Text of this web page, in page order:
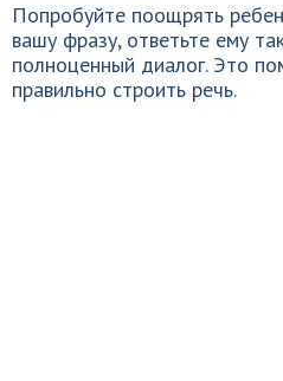
Попробуйте поощрять
вашу фразу, ответьте ему
полноценный диалог. Это
правильно строить речь.